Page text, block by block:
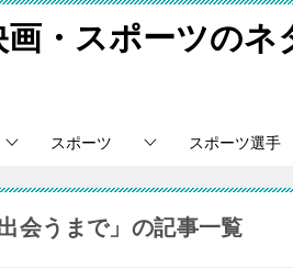
画・スポーツのネ
スポーツ スポーツ選手
会うまで」の記事一覧